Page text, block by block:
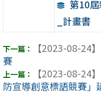
第10
_計畫書
【2023-08-24】
賽
【2023-08-24】
防宣導創意標語競賽」